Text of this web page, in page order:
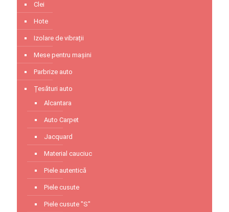
Clei
Hote
Izolare de vibrații
Mese pentru mașini
Parbrize auto
Țesături auto
Alcantara
Auto Carpet
Jacquard
Material cauciuc
Piele autentică
Piele cusute
Piele cusute "S"